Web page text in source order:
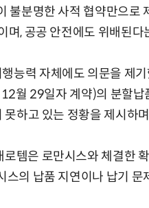
불분명한 사적 협약만으로
며, 공공 안전에도 위배된다
능력 자체에도 의문을 제
월 29일자 계약)의 분할
하고 있는 정황을 제시하
템은 로만시스와 체결한
스의 납품 지연이나 납기